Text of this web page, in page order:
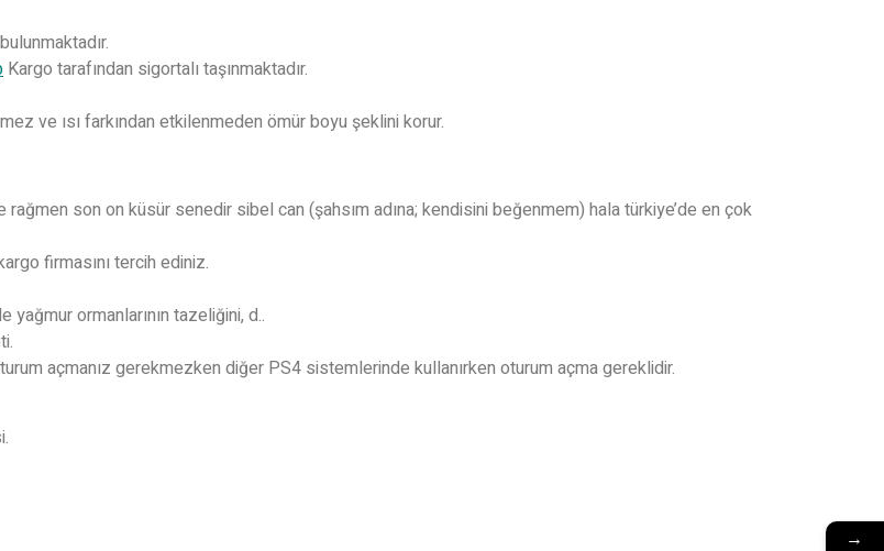
Kargo tarafından sigortalı taşınmaktadır.
ve ısı farkından etkilenmeden ömür boyu şeklini korur.
son on küsür senedir sibel can (şahsım adına; kendisini beğenmem) hala türkiye’de en çok
firmasını tercih ediniz.
ormanlarının tazeliğini, d..
açmanız gerekmezken diğer PS4 sistemlerinde kullanırken oturum açma gereklidir.
→